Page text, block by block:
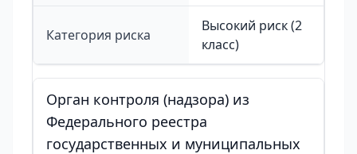
Категория риска
Высокий риск (2
класс)
Орган контроля (надзора) из
Федерального реестра
государственных и муниципальных